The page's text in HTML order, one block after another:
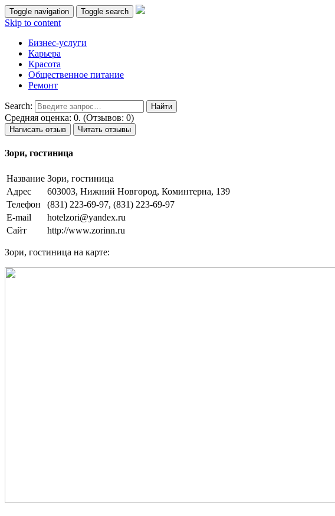
Toggle navigation Toggle search
Skip to content
Бизнес-услуги
Карьера
Красота
Общественное питание
Ремонт
Search:
Средняя оценка: 0. (Отзывов: 0)
Написать отзыв Читать отзывы
Зори, гостиница
Название Зори, гостиница
Адрес
603003, Нижний Новгород, Коминтерна, 139
Телефон
(831) 223-69-97, (831) 223-69-97
E-mail
hotelzori@yandex.ru
Сайт
http://www.zorinn.ru
Зори, гостиница на карте: